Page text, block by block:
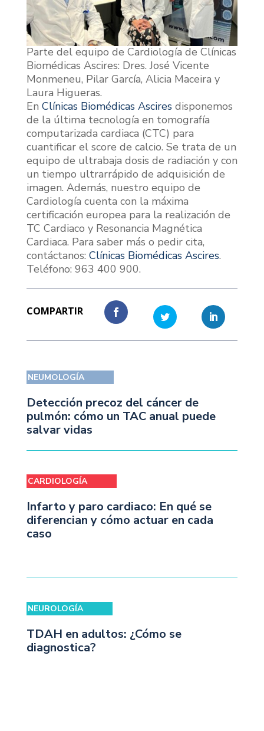
Parte del equipo de Cardiología de Clínicas
Biomédicas Ascires: Dres. José Vicente
Monmeneu, Pilar García, Alicia Maceira y
Laura Higueras.
En Clínicas Biomédicas Asciresdisponemos
de la última tecnología en tomografía
computarizada cardiaca (CTC) para
cuantificar el score de calcio. Se trata de un
equipo de ultrabaja dosis de radiación y con
un tiempo ultrarrápido de adquisición de
imagen. Además, nuestro equipo de
Cardiología cuenta con la máxima
certificación europea para la realización de
TC Cardiaco y Resonancia Magnética
Cardiaca. Para saber más o pedir cita,
contáctanos: Clínicas Biomédicas Ascires.
Teléfono: 963 400 900.
NEUMOLOGÍA
Detección precoz del cáncer de
pulmón: cómo un TAC anual puede
salvar vidas
CARDIOLOGÍA
Infarto y paro cardiaco: En qué se
diferencian y cómo actuar en cada
caso
NEUROLOGÍA
TDAH en adultos: ¿Cómo se
diagnostica?